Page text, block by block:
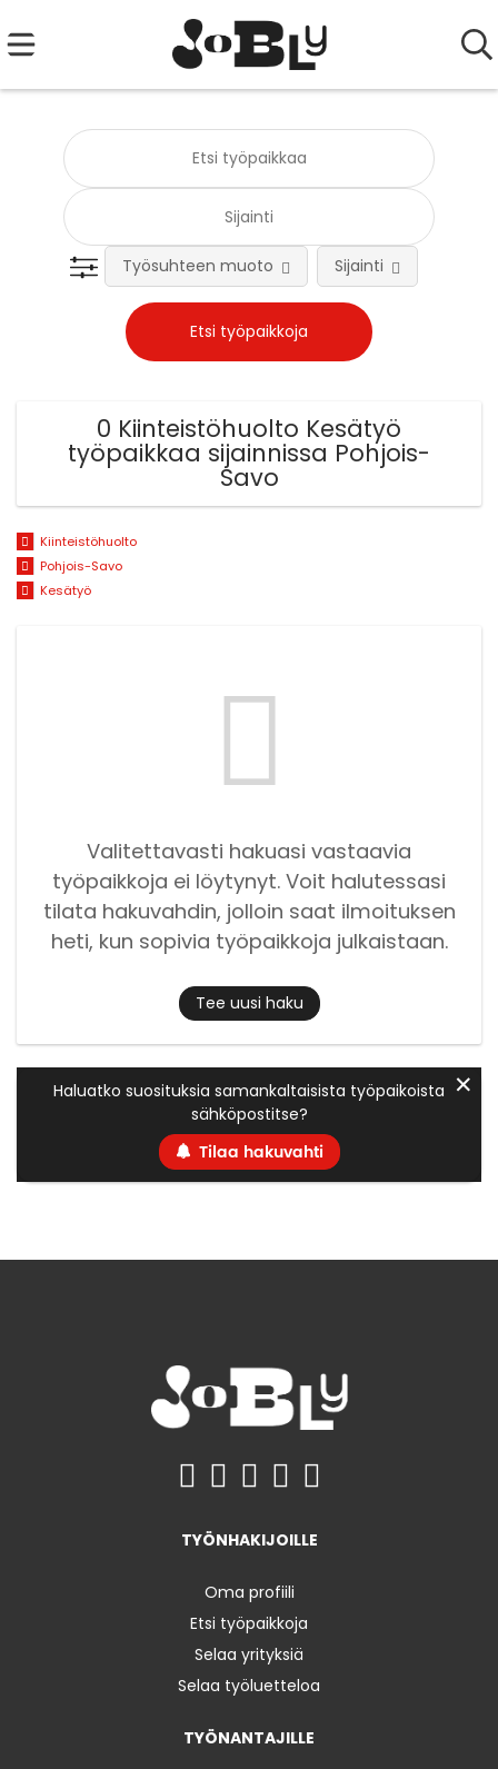
Työsuhteen muoto Sijainti
0 Kiinteistöhuolto Kesätyö
työpaikkaa sijainnissa Pohjois-
Savo
Kiinteistöhuolto
Pohjois-Savo
Kesätyö
Valitettavasti hakuasi vastaavia
työpaikkoja ei löytynyt. Voit halutessasi
tilata hakuvahdin, jolloin saat ilmoituksen
heti, kun sopivia työpaikkoja julkaistaan.
Tee uusi haku
Haluatko suosituksia samankaltaisista työpaikoista
sähköpostitse?
Tilaa hakuvahti
✕
TYÖNHAKIJOILLE
Oma profiili
Etsi työpaikkoja
Selaa yrityksiä
Selaa työluetteloa
TYÖNANTAJILLE